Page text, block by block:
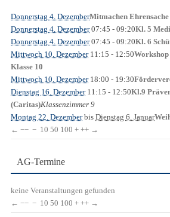
Donnerstag 4. DezemberMitmachen Ehrensache
Donnerstag 4. Dezember07:45 - 09:20Kl. 5
Donnerstag 4. Dezember07:45 - 09:20Kl. 6
Mittwoch 10. Dezember11:15 - 12:50Workshop
Klasse 10
Mittwoch 10. Dezember18:00 - 19:30
Dienstag 16. Dezember11:15 - 12:50Kl.9
(Caritas)Klassenzimmer 9
Montag 22. Dezemberbis Dienstag 6. Januar
← −− − 10 50 100 + ++ →
AG-Termine
keine Veranstaltungen gefunden
← −− − 10 50 100 + ++ →